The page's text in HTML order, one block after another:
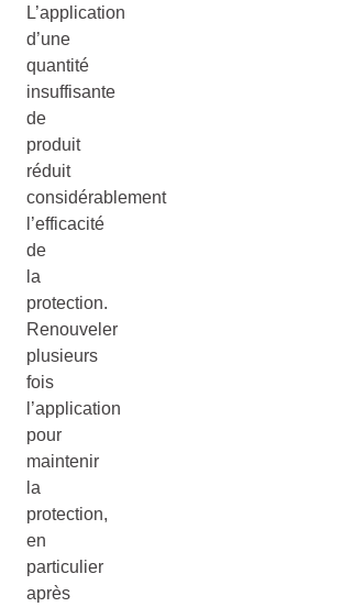
L’application
d’une
quantité
insuffisante
de
produit
réduit
considérablement
l’efficacité
de
la
protection.
Renouveler
plusieurs
fois
l’application
pour
maintenir
la
protection,
en
particulier
après